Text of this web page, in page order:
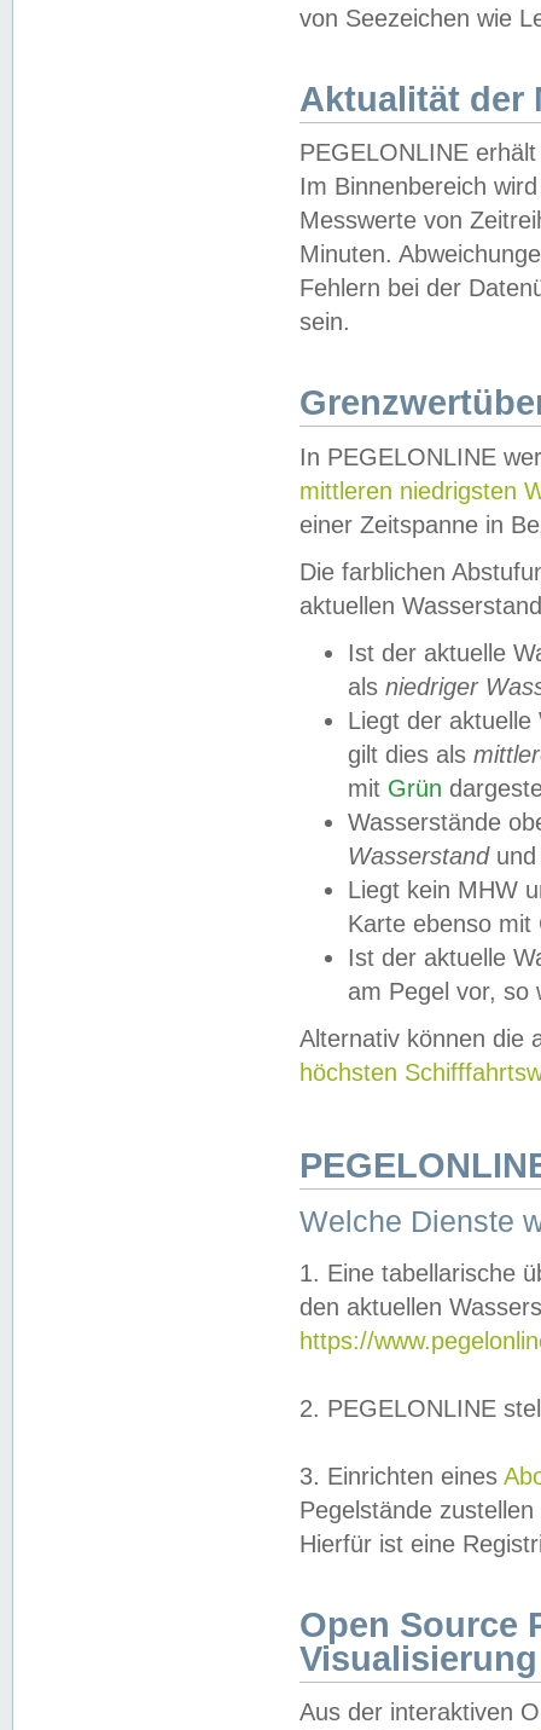
von Seezeichen wie
Aktualität der
PEGELONLINE
Im Binnenbereich
Messwerte von
Minuten.
Fehlern bei der
sein.
In PEGELONLINE
mittleren niedrigsten
einer Zeitspanne in
Die farblichen
aktuellen
Ist der aktuelle
als niedriger
Liegt der
gilt dies als
mit Grün
Wasserstände
Wasserstandund
Liegt kein MHW
Karte ebenso mit
Ist der aktuelle
am Pegel vor,
Alternativ können die
höchsten
Welche Dienste
1. Eine tabellarische
den aktuellen
https://
2. PEGELONLINE
3. Einrichten eines
Pegelstände
Hierfür ist eine
Open Source
Visualisierung
Aus der interaktiven